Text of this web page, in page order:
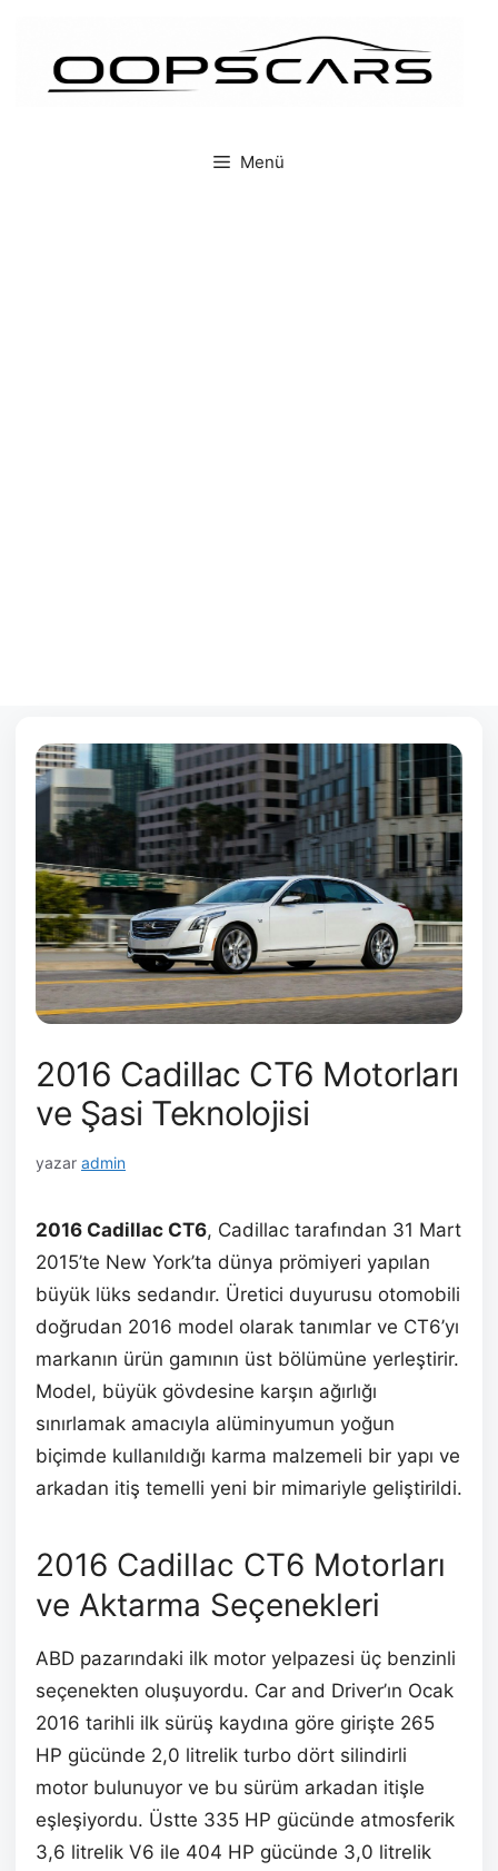
Menü
2016 Cadillac CT6 Motorları
ve Şasi Teknolojisi
yazar admin
2016 Cadillac CT6, Cadillac tarafından 31 Mart
2015’te New York’ta dünya prömiyeri yapılan
büyük lüks sedandır. Üretici duyurusu otomobili
doğrudan 2016 model olarak tanımlar ve CT6’yı
markanın ürün gamının üst bölümüne yerleştirir.
Model, büyük gövdesine karşın ağırlığı
sınırlamak amacıyla alüminyumun yoğun
biçimde kullanıldığı karma malzemeli bir yapı ve
arkadan itiş temelli yeni bir mimariyle geliştirildi.
2016 Cadillac CT6 Motorları
ve Aktarma Seçenekleri
ABD pazarındaki ilk motor yelpazesi üç benzinli
seçenekten oluşuyordu. Car and Driver’ın Ocak
2016 tarihli ilk sürüş kaydına göre girişte 265
HP gücünde 2,0 litrelik turbo dört silindirli
motor bulunuyor ve bu sürüm arkadan itişle
eşleşiyordu. Üstte 335 HP gücünde atmosferik
3,6 litrelik V6 ile 404 HP gücünde 3,0 litrelik